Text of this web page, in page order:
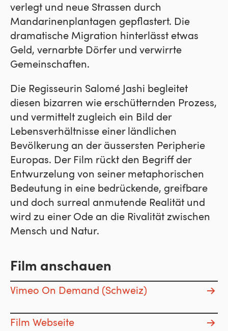
verlegt und neue Strassen durch
Mandarinenplantagen gepflastert. Die
dramatische Migration hinterlässt etwas
Geld, vernarbte Dörfer und verwirrte
Gemeinschaften.
Die Regisseurin Salomé Jashi begleitet
diesen bizarren wie erschütternden Prozess,
und vermittelt zugleich ein Bild der
Lebensverhältnisse einer ländlichen
Bevölkerung an der äussersten Peripherie
Europas. Der Film rückt den Begriff der
Entwurzelung von seiner metaphorischen
Bedeutung in eine bedrückende, greifbare
und doch surreal anmutende Realität und
wird zu einer Ode an die Rivalität zwischen
Mensch und Natur.
Film anschauen
Vimeo On Demand (Schweiz)
Film Webseite